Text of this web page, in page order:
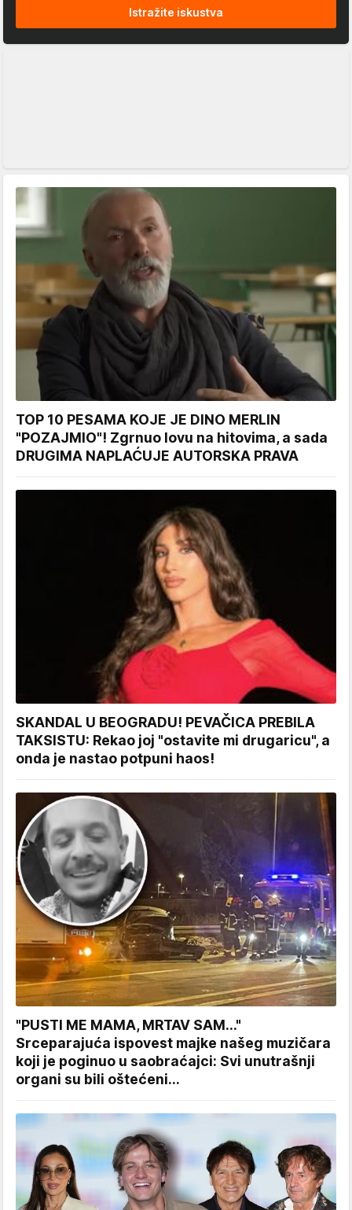
Istražite iskustva
TOP 10 PESAMA KOJE JE DINO MERLIN
"POZAJMIO"! Zgrnuo lovu na hitovima, a sada
DRUGIMA NAPLAĆUJE AUTORSKA PRAVA
SKANDAL U BEOGRADU! PEVAČICA PREBILA
TAKSISTU: Rekao joj "ostavite mi drugaricu", a
onda je nastao potpuni haos!
"PUSTI ME MAMA, MRTAV SAM..."
Srceparajuća ispovest majke našeg muzičara
koji je poginuo u saobraćajci: Svi unutrašnji
organi su bili oštećeni...